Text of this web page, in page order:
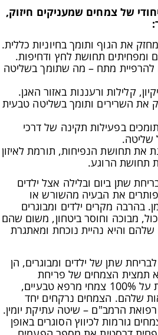
של צמחים שמעניקים חיזוק,
את הגוף ותומך בחיוניות כללית.
ומפחיתים תחושת לחץ ודחיפות.
להרפיית מתח – מה שתומך בשליטה
קלילות ורעננות באזור האגן.
את השרירים ותומך בשליטה טבעית
בפעילות תקינה של דרכי
שליטה.
את תחושת הנפיחות, תורמת לאיזון
תחושת הרוגע.
שתן ביום ובלילה אצל ילדים
את הבעיה מהשורש או
בהרבה מקרים ילדים ומבוגרים
מבוכה וחוסר ביטחון, משום שהם
והיא נהיית נוכחת ומאתגרת
שתן של ילדים ומבוגרים, הן
תמצית הצמחים של פריחת
השלווה. התמצית מבוססת על 100% צמחי מרפא טבעיים,
שלהם. הצמחים נרקחים יחד
הרמב"ם – שיטה עתיקת יומין.
גורמות לכיווץ הסוגרים באופן